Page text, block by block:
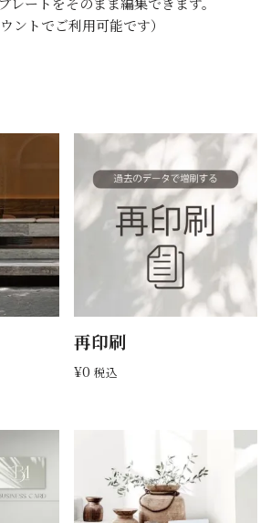
ントでご利用可能です）
再印刷
¥0 税込